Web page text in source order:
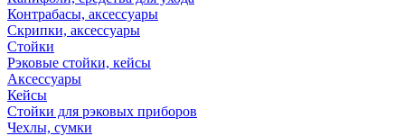
Контрабасы, аксессуары
Скрипки, аксессуары
Стойки
Рэковые стойки, кейсы
Аксессуары
Кейсы
Стойки для рэковых приборов
Чехлы, сумки